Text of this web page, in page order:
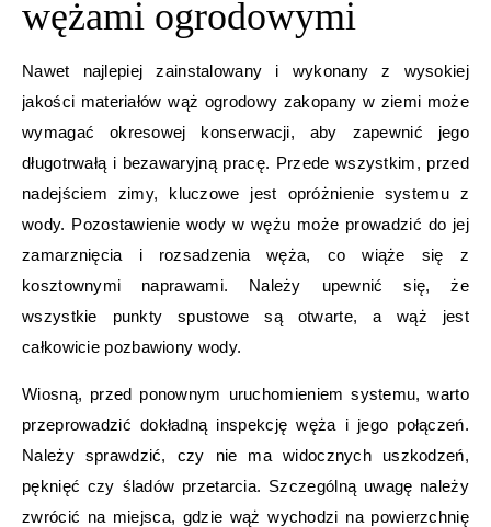
wężami ogrodowymi
Nawet najlepiej zainstalowany i wykonany z wysokiej
jakości materiałów wąż ogrodowy zakopany w ziemi może
wymagać okresowej konserwacji, aby zapewnić jego
długotrwałą i bezawaryjną pracę. Przede wszystkim, przed
nadejściem zimy, kluczowe jest opróżnienie systemu z
wody. Pozostawienie wody w wężu może prowadzić do jej
zamarznięcia i rozsadzenia węża, co wiąże się z
kosztownymi naprawami. Należy upewnić się, że
wszystkie punkty spustowe są otwarte, a wąż jest
całkowicie pozbawiony wody.
Wiosną, przed ponownym uruchomieniem systemu, warto
przeprowadzić dokładną inspekcję węża i jego połączeń.
Należy sprawdzić, czy nie ma widocznych uszkodzeń,
pęknięć czy śladów przetarcia. Szczególną uwagę należy
zwrócić na miejsca, gdzie wąż wychodzi na powierzchnię